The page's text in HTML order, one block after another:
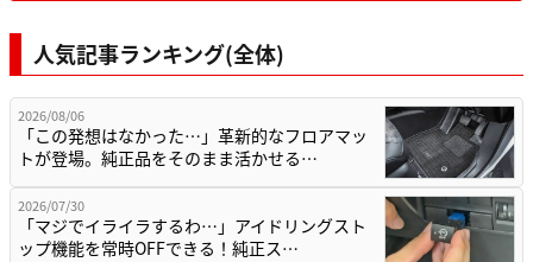
人気記事ランキング(全体)
2026/08/06
「この発想はなかった…」革新的なフロアマッ
トが登場。純正品をそのまま活かせる…
2026/07/30
「マジでイライラするわ…」アイドリングスト
ップ機能を常時OFFできる！純正ス…